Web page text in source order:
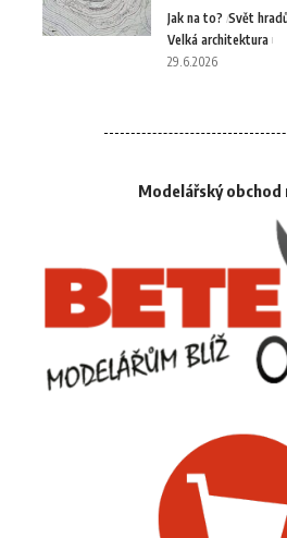
Jak na to? Svět
Velká architektura
29.6.2026
Modelářský obchod